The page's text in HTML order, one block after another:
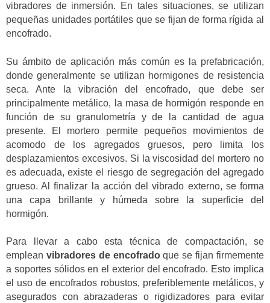
vibradores de inmersión. En tales situaciones, se utilizan
pequeñas unidades portátiles que se fijan de forma rígida al
encofrado.
Su ámbito de aplicación más común es la prefabricación,
donde generalmente se utilizan hormigones de resistencia
seca. Ante la vibración del encofrado, que debe ser
principalmente metálico, la masa de hormigón responde en
función de su granulometría y de la cantidad de agua
presente. El mortero permite pequeños movimientos de
acomodo de los agregados gruesos, pero limita los
desplazamientos excesivos. Si la viscosidad del mortero no
es adecuada, existe el riesgo de segregación del agregado
grueso. Al finalizar la acción del vibrado externo, se forma
una capa brillante y húmeda sobre la superficie del
hormigón.
Para llevar a cabo esta técnica de compactación, se
emplean vibradores de encofradoque se fijan firmemente
a soportes sólidos en el exterior del encofrado. Esto implica
el uso de encofrados robustos, preferiblemente metálicos, y
asegurados con abrazaderas o rigidizadores para evitar